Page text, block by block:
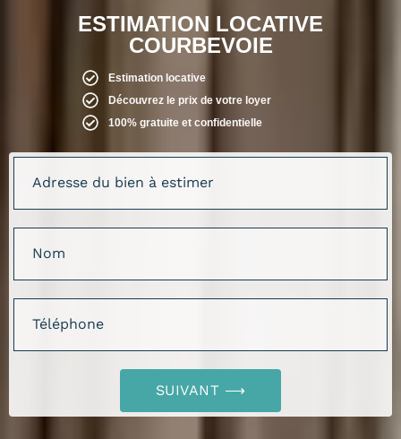
ESTIMATION LOCATIVE
COURBEVOIE
Estimation locative
Découvrez le prix de votre loyer
100% gratuite et confidentielle
SUIVANT ⟶